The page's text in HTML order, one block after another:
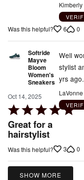
Kimberly
Was this helpful? 6 0
Softride
Mayve
Bloom
Women's
Sneakers
Oct 14, 2025
Rated
5
out
Great for a
hairstylist
Well
stylist
yrs ago.
Was this helpful? 3 0
SHOW MORE